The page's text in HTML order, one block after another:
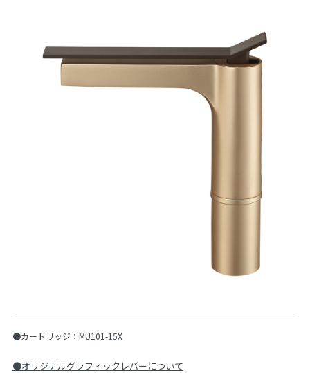
●カートリッジ：MU101-15X
●オリジナルグラフィックレバーについて